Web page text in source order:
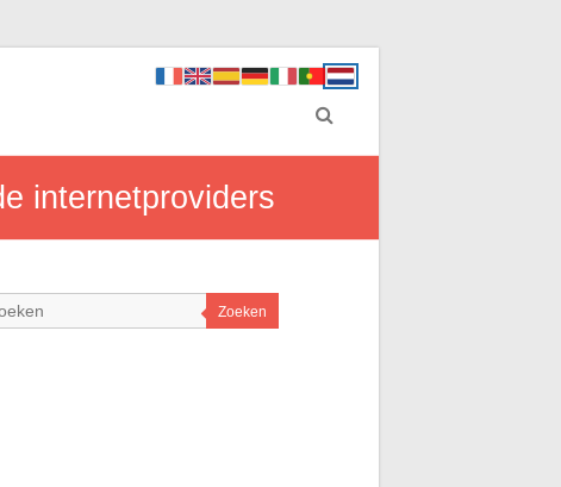
internetproviders
Zoeken